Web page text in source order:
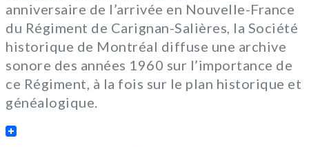
anniversaire de l’arrivée en Nouvelle-France
du Régiment de Carignan-Salières, la Société
historique de Montréal diffuse une archive
sonore des années 1960 sur l’importance de
ce Régiment, à la fois sur le plan historique et
généalogique.